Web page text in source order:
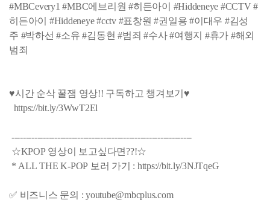
#MBCevery1 #MBC에브리원 #히든아이 #Hiddeneye #CCTV #
히든아이 #Hiddeneye #cctv #표창원 #권일용 #이대우 #김성
주 #박하선 #소유 #김동현 #범죄 #수사 #여행지 #휴가 #해외
범죄
♥시간 순삭 꿀잼 영상!! 구독하고 챙겨보기♥
https://bit.ly/3WwT2El
---------------------------------------------------------------
☆KPOP 영상이 보고싶다면??!☆
* ALL THE K-POP 보러 가기 : https://bit.ly/3NJTqeG
✅ 비즈니스 문의 : youtube@mbcplus.com